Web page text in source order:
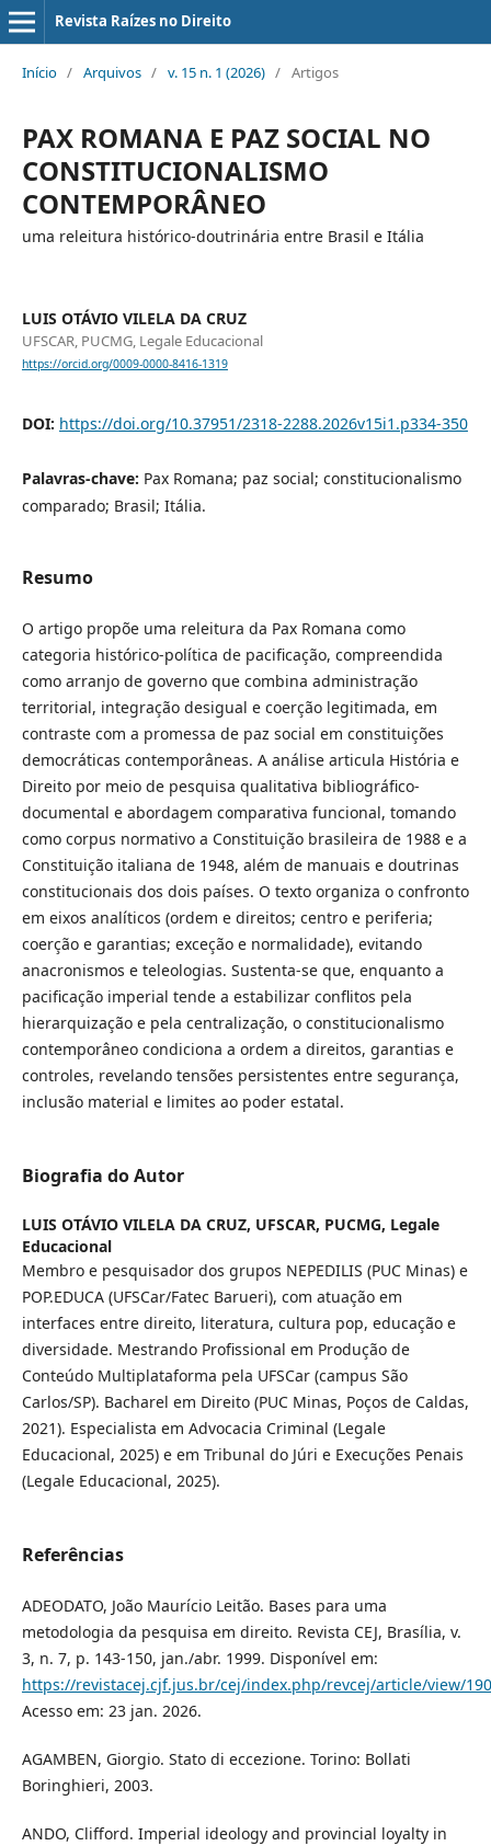
Revista Raízes no Direito
Início / Arquivos / v. 15 n. 1 (2026) / Artigos
PAX ROMANA E PAZ SOCIAL NO
CONSTITUCIONALISMO
CONTEMPORÂNEO
uma releitura histórico-doutrinária entre Brasil e Itália
LUIS OTÁVIO VILELA DA CRUZ
UFSCAR, PUCMG, Legale Educacional
https://orcid.org/0009-0000-8416-1319
DOI: https://doi.org/10.37951/2318-2288.2026v15i1.p334-350
Palavras-chave: Pax Romana; paz social; constitucionalismo
comparado; Brasil; Itália.
Resumo
O artigo propõe uma releitura da Pax Romana como
categoria histórico-política de pacificação, compreendida
como arranjo de governo que combina administração
territorial, integração desigual e coerção legitimada, em
contraste com a promessa de paz social em constituições
democráticas contemporâneas. A análise articula História e
Direito por meio de pesquisa qualitativa bibliográfico-
documental e abordagem comparativa funcional, tomando
como corpus normativo a Constituição brasileira de 1988 e a
Constituição italiana de 1948, além de manuais e doutrinas
constitucionais dos dois países. O texto organiza o confronto
em eixos analíticos (ordem e direitos; centro e periferia;
coerção e garantias; exceção e normalidade), evitando
anacronismos e teleologias. Sustenta-se que, enquanto a
pacificação imperial tende a estabilizar conflitos pela
hierarquização e pela centralização, o constitucionalismo
contemporâneo condiciona a ordem a direitos, garantias e
controles, revelando tensões persistentes entre segurança,
inclusão material e limites ao poder estatal.
Biografia do Autor
LUIS OTÁVIO VILELA DA CRUZ, UFSCAR, PUCMG, Legale
Educacional
Membro e pesquisador dos grupos NEPEDILIS (PUC Minas) e
POP.EDUCA (UFSCar/Fatec Barueri), com atuação em
interfaces entre direito, literatura, cultura pop, educação e
diversidade. Mestrando Profissional em Produção de
Conteúdo Multiplataforma pela UFSCar (campus São
Carlos/SP). Bacharel em Direito (PUC Minas, Poços de Caldas,
2021). Especialista em Advocacia Criminal (Legale
Educacional, 2025) e em Tribunal do Júri e Execuções Penais
(Legale Educacional, 2025).
Referências
ADEODATO, João Maurício Leitão. Bases para uma
metodologia da pesquisa em direito. Revista CEJ, Brasília, v.
3, n. 7, p. 143-150, jan./abr. 1999. Disponível em:
https://revistacej.cjf.jus.br/cej/index.php/revcej/article/view/190
Acesso em: 23 jan. 2026.
AGAMBEN, Giorgio. Stato di eccezione. Torino: Bollati
Boringhieri, 2003.
ANDO, Clifford. Imperial ideology and provincial loyalty in